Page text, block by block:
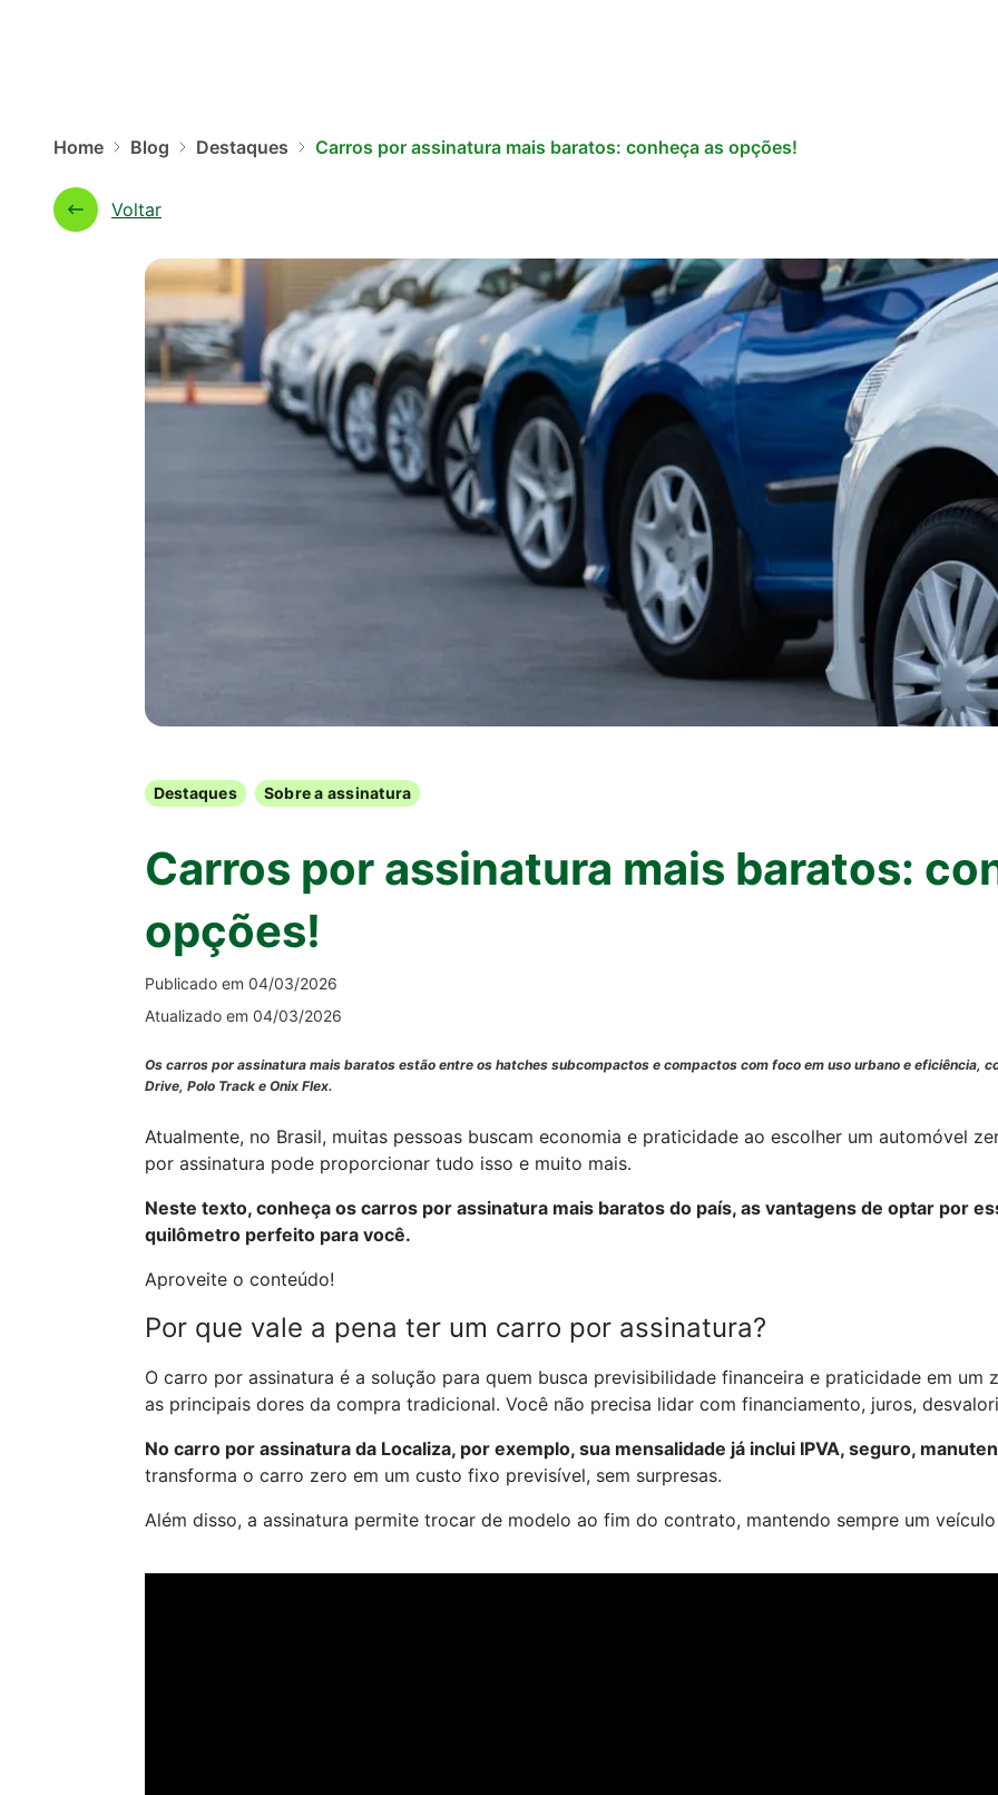
Home Blog Destaques Carros por assinatura mais baratos: conheça as opções!
Voltar
Destaques Sobre a assinatura
Carros por assinatura mais baratos:
opções!
Publicado em 04/03/2026
Atualizado em 04/03/2026
Os carros por assinatura mais baratos estão entre os hatches subcompactos e compactos com foco em uso urbano e eficiência,
Drive, Polo Track e Onix Flex.
Atualmente, no Brasil, muitas pessoas buscam economia e praticidade ao escolher um automóvel
por assinatura pode proporcionar tudo isso e muito mais.
Neste texto, conheça os carros por assinatura mais baratos do país, as vantagens de optar por
quilômetro perfeito para você.
Aproveite o conteúdo!
Por que vale a pena ter um carro por assinatura?
O carro por assinatura é a solução para quem busca previsibilidade financeira e praticidade em um
as principais dores da compra tradicional. Você não precisa lidar com financiamento, juros,
No carro por assinatura da Localiza, por exemplo, sua mensalidade já inclui IPVA, seguro,
transforma o carro zero em um custo fixo previsível, sem surpresas.
Além disso, a assinatura permite trocar de modelo ao fim do contrato, mantendo sempre um